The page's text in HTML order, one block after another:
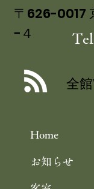
／舞鶴引揚
Home
お知らせ
〒626-0017
−４
全